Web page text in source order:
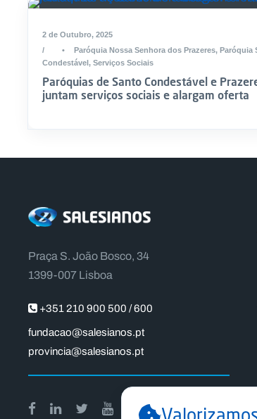
2 de Outubro, 2025
•
Paróquia Nossa Senhora dos Prazeres, Paróquia
Condestável, Serviços Sociais
Paróquias de Santo Condestável e
juntam serviços sociais e alargam oferta
Praça S. João Bosco, 34
1399-007 Lisboa
+351 210 900 500 / 600
fundacao@salesianos.pt
provincia@salesianos.pt